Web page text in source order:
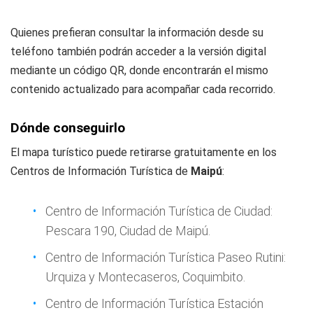
Quienes prefieran consultar la información desde su
teléfono también podrán acceder a la versión digital
mediante un código QR, donde encontrarán el mismo
contenido actualizado para acompañar cada recorrido.
Dónde conseguirlo
El mapa turístico puede retirarse gratuitamente en los
Centros de Información Turística de Maipú:
Centro de Información Turística de Ciudad:
Pescara 190, Ciudad de Maipú.
Centro de Información Turística Paseo Rutini:
Urquiza y Montecaseros, Coquimbito.
Centro de Información Turística Estación